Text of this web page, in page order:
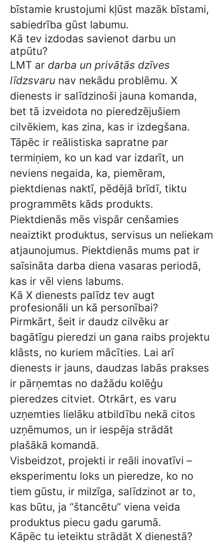
bīstamie krustojumi kļūst mazāk bīstami,
sabiedrība gūst labumu.
Kā tev izdodas savienot darbu un
atpūtu?
LMT ar darba un privātās dzīves
līdzsvaru nav nekādu problēmu. X
dienests ir salīdzinoši jauna komanda,
bet tā izveidota no pieredzējušiem
cilvēkiem, kas zina, kas ir izdegšana.
Tāpēc ir reālistiska sapratne par
termiņiem, ko un kad var izdarīt, un
neviens negaida, ka, piemēram,
piektdienas naktī, pēdējā brīdī, tiktu
programmēts kāds produkts.
Piektdienās mēs vispār cenšamies
neaiztikt produktus, servisus un neliekam
atjaunojumus. Piektdienās mums pat ir
saīsināta darba diena vasaras periodā,
kas ir vēl viens labums.
Kā X dienests palīdz tev augt
profesionāli un kā personībai?
Pirmkārt, šeit ir daudz cilvēku ar
bagātīgu pieredzi un gana raibs projektu
klāsts, no kuriem mācīties. Lai arī
dienests ir jauns, daudzas labās prakses
ir pārņemtas no dažādu kolēģu
pieredzes citviet. Otrkārt, es varu
uzņemties lielāku atbildību nekā citos
uzņēmumos, un ir iespēja strādāt
plašākā komandā.
Visbeidzot, projekti ir reāli inovatīvi –
eksperimentu loks un pieredze, ko no
tiem gūstu, ir milzīga, salīdzinot ar to,
kas būtu, ja “štancētu” viena veida
produktus piecu gadu garumā.
Kāpēc tu ieteiktu strādāt X dienestā?